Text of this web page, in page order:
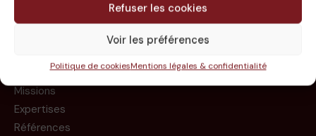
Refuser les cookies
Voir les préférences
Politique de cookiesMentions légales & confidentialité
Le groupe
Missions
Expertises
Références